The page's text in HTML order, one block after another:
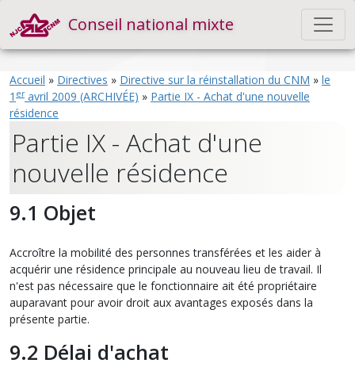
Conseil national mixte
Accueil » Directives » Directive sur la réinstallation du CNM » le
1 eravril 2009 (ARCHIVÉE) » Partie IX - Achat d'une nouvelle
résidence
Partie IX - Achat d'une
nouvelle résidence
9.1 Objet
Accroître la mobilité des personnes transférées et les aider à
acquérir une résidence principale au nouveau lieu de travail. Il
n'est pas nécessaire que le fonctionnaire ait été propriétaire
auparavant pour avoir droit aux avantages exposés dans la
présente partie.
9.2 Délai d'achat